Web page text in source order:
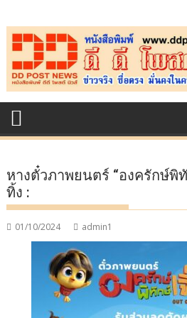
to
content
หางตั๋วภาพยนตร์ “องครักษ์พิ
ทิ้ง :
01/10/2024 admin1